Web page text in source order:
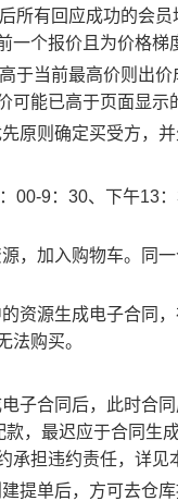
所有回应成功的会
一个报价且为价格
于当前最高价则出
可能已高于页面显示
原则确定买受方，
00-9：30、下午13
，加入购物车。同
资源生成电子合同
法购买。
子合同后，此时合
款，最迟应于合同
承担违约责任，详见
提单后，方可去仓